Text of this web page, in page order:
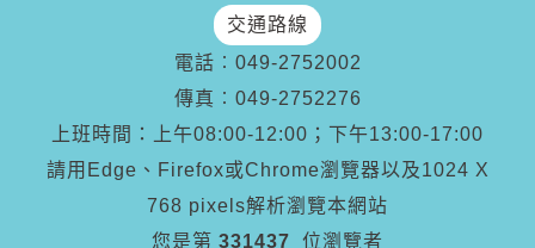
交通路線
電話︰ 049-2752002
傳真︰ 049-2752276
上班時間：上午08:00-12:00；下午13:00-17:00
請用Edge、Firefox或Chrome瀏覽器以及1024 X
768 pixels解析瀏覽本網站
您是第 331437
位瀏覽者